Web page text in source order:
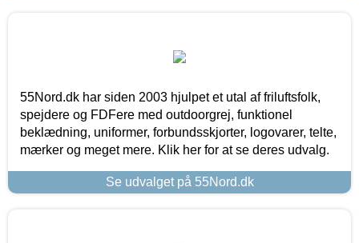
55Nord.dk har siden 2003 hjulpet et utal af friluftsfolk,
spejdere og FDFere med outdoorgrej, funktionel
beklædning, uniformer, forbundsskjorter, logovarer, telte,
mærker og meget mere. Klik her for at se deres udvalg.
Se udvalget på 55Nord.dk